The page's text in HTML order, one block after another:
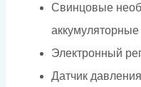
Свинцовые
аккумуляторные
Электронный
Датчик